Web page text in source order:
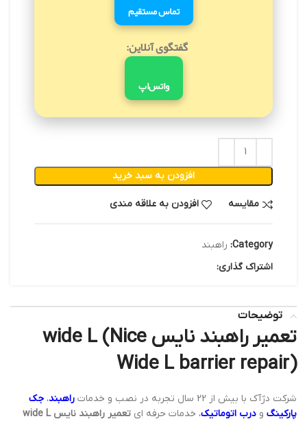
تماس مستقیم
گفتگوی آنلاین:
واتس‌اپ
افزودن به سبد خرید
مقایسه افزودن به علاقه مندی
Category: راهبند
اشتراک گذاری:
توضیحات
تعمیر راهبند نایس wide L (Nice
Wide L barrier repair)
شرکت دژآک با بیش از 22 سال تجربه در نصب و خدمات راهبند، جک
پارکینگ و درب اتوماتیک، خدمات حرفه ای تعمیر راهبند نایس wide L